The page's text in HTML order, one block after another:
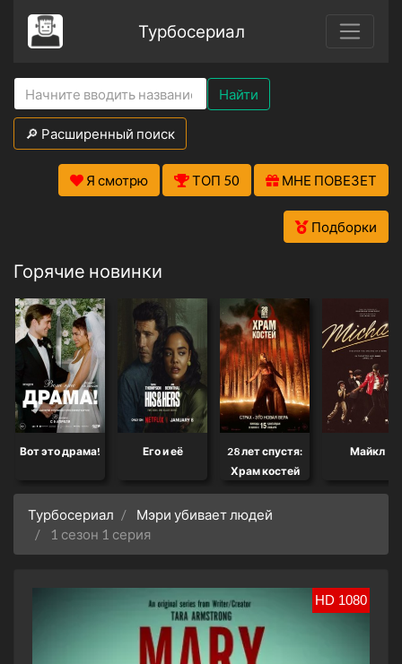
Турбосериал
Найти
🔎 Расширенный поиск
Я смотрю ТОП 50 МНЕ ПОВЕЗЕТ
Подборки
Горячие новинки
Вот это драма! Его и её
28 лет спустя:
Храм костей
Майкл
Турбосериал
Мэри убивает людей
1 сезон 1 серия
HD 1080